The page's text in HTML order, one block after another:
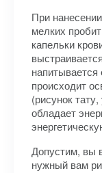
При
мелких
капельки
напитывается
происходит
(рисунок
обладает
Допустим, вы
нужный вам